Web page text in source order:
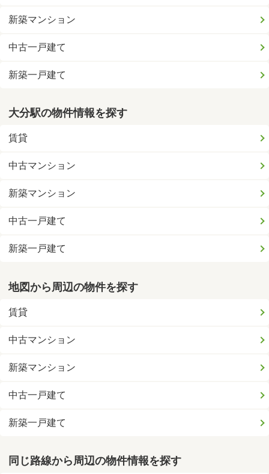
新築マンション
中古一戸建て
新築一戸建て
大分駅の物件情報を探す
賃貸
中古マンション
新築マンション
中古一戸建て
新築一戸建て
地図から周辺の物件を探す
賃貸
中古マンション
新築マンション
中古一戸建て
新築一戸建て
同じ路線から周辺の物件情報を探す